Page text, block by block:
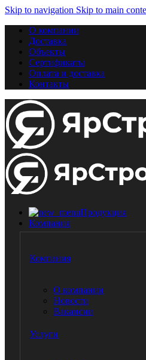
Skip to navigation Skip to main
О компании
Доставка
Объекты
Сертификаты
Оплата и доставка
Контакты
Продукция
Компания
Компания
О компании
Новости
Вакансии
Услуги